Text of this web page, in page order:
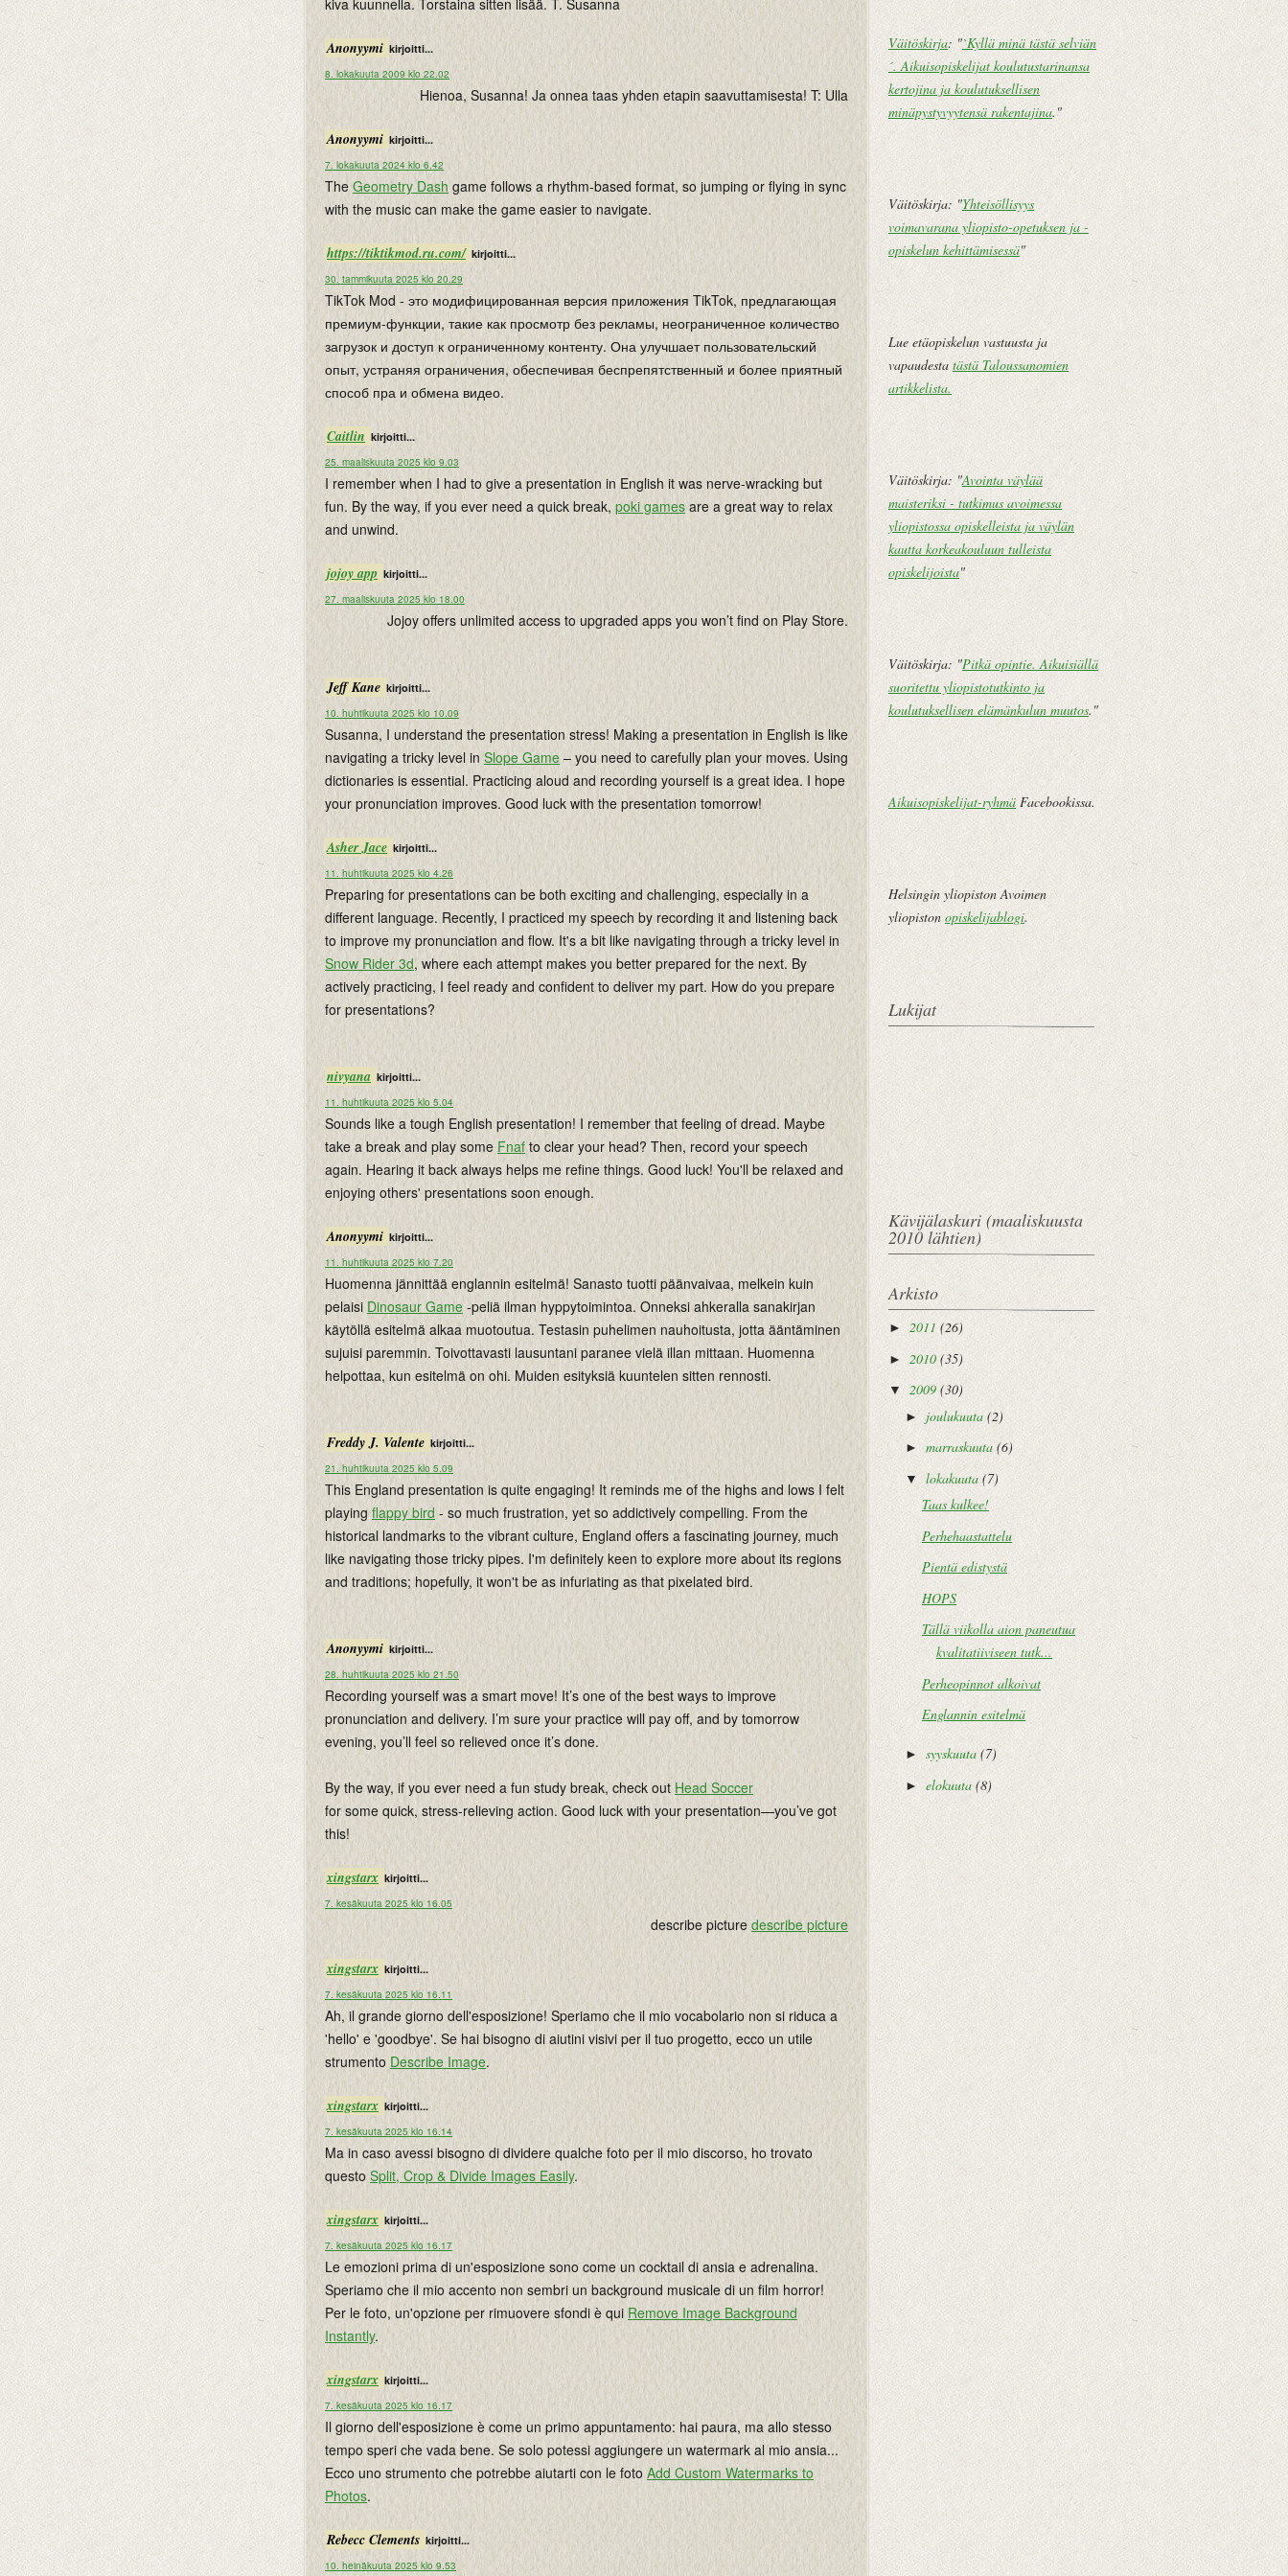
kiva kuunnella. Torstaina sitten lisää. T. Susanna
Anonyymi kirjoitti...
8. lokakuuta 2009 klo 22.02
Hienoa, Susanna! Ja onnea taas yhden etapin saavuttamisesta! T: Ulla
Anonyymi kirjoitti...
7. lokakuuta 2024 klo 6.42
The Geometry Dash game follows a rhythm-based format, so jumping or flying in sync
with the music can make the game easier to navigate.
https://tiktikmod.ru.com/ kirjoitti...
30. tammikuuta 2025 klo 20.29
TikTok Mod - это модифицированная версия приложения TikTok, предлагающая
премиум-функции, такие как просмотр без рекламы, неограниченное количество
загрузок и доступ к ограниченному контенту. Она улучшает пользовательский
опыт, устраняя ограничения, обеспечивая беспрепятственный и более приятный
способ пра и обмена видео.
Caitlin kirjoitti...
25. maaliskuuta 2025 klo 9.03
I remember when I had to give a presentation in English it was nerve-wracking but
fun. By the way, if you ever need a quick break, poki games are a great way to relax
and unwind.
jojoy app kirjoitti...
27. maaliskuuta 2025 klo 18.00
Jojoy offers unlimited access to upgraded apps you won’t find on Play Store.
Jeff Kane kirjoitti...
10. huhtikuuta 2025 klo 10.09
Susanna, I understand the presentation stress! Making a presentation in English is like
navigating a tricky level in Slope Game – you need to carefully plan your moves. Using
dictionaries is essential. Practicing aloud and recording yourself is a great idea. I hope
your pronunciation improves. Good luck with the presentation tomorrow!
Asher Jace kirjoitti...
11. huhtikuuta 2025 klo 4.26
Preparing for presentations can be both exciting and challenging, especially in a
different language. Recently, I practiced my speech by recording it and listening back
to improve my pronunciation and flow. It's a bit like navigating through a tricky level in
Snow Rider 3d, where each attempt makes you better prepared for the next. By
actively practicing, I feel ready and confident to deliver my part. How do you prepare
for presentations?
nivyana kirjoitti...
11. huhtikuuta 2025 klo 5.04
Sounds like a tough English presentation! I remember that feeling of dread. Maybe
take a break and play some Fnaf to clear your head? Then, record your speech
again. Hearing it back always helps me refine things. Good luck! You'll be relaxed and
enjoying others' presentations soon enough.
Anonyymi kirjoitti...
11. huhtikuuta 2025 klo 7.20
Huomenna jännittää englannin esitelmä! Sanasto tuotti päänvaivaa, melkein kuin
pelaisi Dinosaur Game -peliä ilman hyppytoimintoa. Onneksi ahkeralla sanakirjan
käytöllä esitelmä alkaa muotoutua. Testasin puhelimen nauhoitusta, jotta ääntäminen
sujuisi paremmin. Toivottavasti lausuntani paranee vielä illan mittaan. Huomenna
helpottaa, kun esitelmä on ohi. Muiden esityksiä kuuntelen sitten rennosti.
Freddy J. Valente kirjoitti...
21. huhtikuuta 2025 klo 5.09
This England presentation is quite engaging! It reminds me of the highs and lows I felt
playing flappy bird - so much frustration, yet so addictively compelling. From the
historical landmarks to the vibrant culture, England offers a fascinating journey, much
like navigating those tricky pipes. I'm definitely keen to explore more about its regions
and traditions; hopefully, it won't be as infuriating as that pixelated bird.
Anonyymi kirjoitti...
28. huhtikuuta 2025 klo 21.50
Recording yourself was a smart move! It’s one of the best ways to improve
pronunciation and delivery. I’m sure your practice will pay off, and by tomorrow
evening, you’ll feel so relieved once it’s done.
By the way, if you ever need a fun study break, check out Head Soccer
for some quick, stress-relieving action. Good luck with your presentation—you’ve got
this!
xingstarx kirjoitti...
7. kesäkuuta 2025 klo 16.05
describe picture describe picture
xingstarx kirjoitti...
7. kesäkuuta 2025 klo 16.11
Ah, il grande giorno dell'esposizione! Speriamo che il mio vocabolario non si riduca a
'hello' e 'goodbye'. Se hai bisogno di aiutini visivi per il tuo progetto, ecco un utile
strumento Describe Image.
xingstarx kirjoitti...
7. kesäkuuta 2025 klo 16.14
Ma in caso avessi bisogno di dividere qualche foto per il mio discorso, ho trovato
questo Split, Crop & Divide Images Easily.
xingstarx kirjoitti...
7. kesäkuuta 2025 klo 16.17
Le emozioni prima di un'esposizione sono come un cocktail di ansia e adrenalina.
Speriamo che il mio accento non sembri un background musicale di un film horror!
Per le foto, un'opzione per rimuovere sfondi è qui Remove Image Background
Instantly.
xingstarx kirjoitti...
7. kesäkuuta 2025 klo 16.17
Il giorno dell'esposizione è come un primo appuntamento: hai paura, ma allo stesso
tempo speri che vada bene. Se solo potessi aggiungere un watermark al mio ansia...
Ecco uno strumento che potrebbe aiutarti con le foto Add Custom Watermarks to
Photos.
Rebecc Clements kirjoitti...
10. heinäkuuta 2025 klo 9.53
Väitöskirja: "`Kyllä minä tästä selviän
´. Aikuisopiskelijat koulutustarinansa
kertojina ja koulutuksellisen
minäpystyvyytensä rakentajina."
Väitöskirja: "Yhteisöllisyys
voimavarana yliopisto-opetuksen ja -
opiskelun kehittämisessä"
Lue etäopiskelun vastuusta ja
vapaudesta tästä Taloussanomien
artikkelista.
Väitöskirja: "Avointa väylää
maisteriksi - tutkimus avoimessa
yliopistossa opiskelleista ja väylän
kautta korkeakouluun tulleista
opiskelijoista"
Väitöskirja: "Pitkä opintie. Aikuisiällä
suoritettu yliopistotutkinto ja
koulutuksellisen elämänkulun muutos."
Aikuisopiskelijat-ryhmä Facebookissa.
Helsingin yliopiston Avoimen
yliopiston opiskelijablogi.
Lukijat
Kävijälaskuri (maaliskuusta
2010 lähtien)
Arkisto
► 2011 (26)
► 2010 (35)
▼ 2009 (30)
► joulukuuta (2)
► marraskuuta (6)
▼ lokakuuta (7)
Taas kulkee!
Perhehaastattelu
Pientä edistystä
HOPS
Tällä viikolla aion paneutua
kvalitatiiviseen tutk...
Perheopinnot alkoivat
Englannin esitelmä
► syyskuuta (7)
► elokuuta (8)